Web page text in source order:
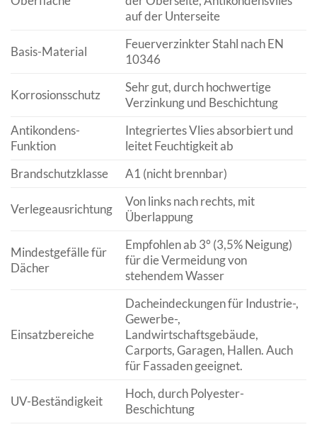
auf der Unterseite
Basis-Material
Feuerverzinkter Stahl nach EN
10346
Korrosionsschutz
Sehr gut, durch hochwertige
Verzinkung und Beschichtung
Antikondens-
Funktion
Integriertes Vlies absorbiert und
leitet Feuchtigkeit ab
Brandschutzklasse
A1 (nicht brennbar)
Verlegeausrichtung
Von links nach rechts, mit
Überlappung
Mindestgefälle für
Dächer
Empfohlen ab 3° (3,5% Neigung)
für die Vermeidung von
stehendem Wasser
Einsatzbereiche
Dacheindeckungen für Industrie-,
Gewerbe-,
Landwirtschaftsgebäude,
Carports, Garagen, Hallen. Auch
für Fassaden geeignet.
UV-Beständigkeit
Hoch, durch Polyester-
Beschichtung